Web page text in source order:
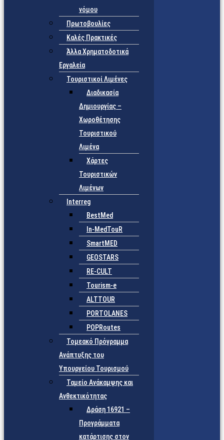
νόμου
Πρωτοβουλίες
Καλές Πρακτικές
Άλλα Χρηματοδοτικά
Εργαλεία
Τουριστικοί Λιμένες
Διαδικασία
Δημιουργίας –
Χωροθέτησης
Τουριστικού
Λιμένα
Χάρτες
Τουριστικών
Λιμένων
Interreg
BestMed
In-MedTouR
SmartMED
GEOSTARS
RE-CULT
Tourism-e
ALTTOUR
PORTOLANES
POPRoutes
Τομεακό Πρόγραμμα
Ανάπτυξης του
Υπουργείου Τουρισμού
Ταμείο Ανάκαμψης και
Ανθεκτικότητας
Δράση 16921 –
Προγράμματα
κατάρτισης στον